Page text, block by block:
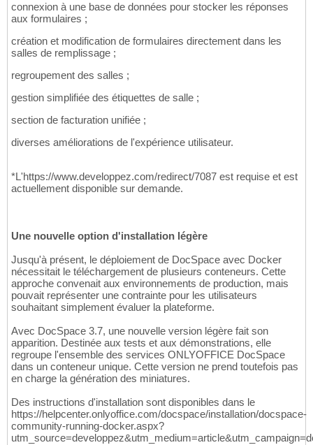
connexion à une base de données pour stocker les réponses
aux formulaires ;
création et modification de formulaires directement dans les
salles de remplissage ;
regroupement des salles ;
gestion simplifiée des étiquettes de salle ;
section de facturation unifiée ;
diverses améliorations de l'expérience utilisateur.
*L'https://www.developpez.com/redirect/7087 est requise et est
actuellement disponible sur demande.
Une nouvelle option d'installation légère
Jusqu'à présent, le déploiement de DocSpace avec Docker
nécessitait le téléchargement de plusieurs conteneurs. Cette
approche convenait aux environnements de production, mais
pouvait représenter une contrainte pour les utilisateurs
souhaitant simplement évaluer la plateforme.
Avec DocSpace 3.7, une nouvelle version légère fait son
apparition. Destinée aux tests et aux démonstrations, elle
regroupe l'ensemble des services ONLYOFFICE DocSpace
dans un conteneur unique. Cette version ne prend toutefois pas
en charge la génération des miniatures.
Des instructions d'installation sont disponibles dans le
https://helpcenter.onlyoffice.com/docspace/installation/docspace-
community-running-docker.aspx?